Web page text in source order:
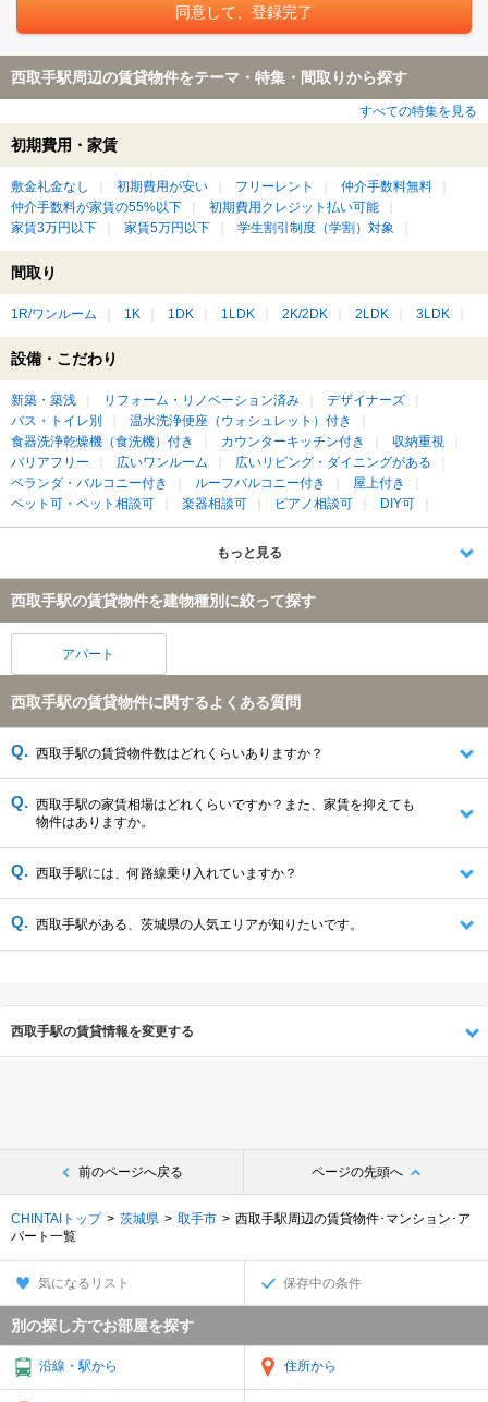
西取手駅周辺の賃貸物件をテーマ・特集・間取りから探す
すべての特集を見る
初期費用・家賃
敷金礼金なし 初期費用が安い フリーレント
仲介手数料無料
仲介手数料が家賃の55%以下
初期費用クレジット払い可能
家賃3万円以下
家賃5万円以下 学生割引制度（学割）対象
間取り
1R/ワンルーム 1K 1DK 1LDK 2K/2DK 2LDK 3LDK
設備・こだわり
新築・築浅 リフォーム・リノベーション済み
デザイナーズ
バス・トイレ別
温水洗浄便座（ウォシュレット）付き
食器洗浄乾燥機（食洗機）付き
カウンターキッチン付き
収納重視
バリアフリー
広いワンルーム
広いリビング・ダイニングがある
ベランダ・バルコニー付き
ルーフバルコニー付き
屋上付き
ペット可・ペット相談可
楽器相談可 ピアノ相談可 DIY可
もっと見る
西取手駅の賃貸物件を建物種別に絞って探す
アパート
西取手駅の賃貸物件に関するよくある質問
西取手駅の賃貸物件数はどれくらいありますか？
西取手駅の家賃相場はどれくらいですか？また、家賃を抑えても
物件はありますか。
西取手駅には、何路線乗り入れていますか？
西取手駅がある、茨城県の人気エリアが知りたいです。
西取手駅の賃貸情報を変更する
前のページへ戻る ページの先頭へ
CHINTAIトップ 茨城県 取手市
西取手駅周辺の賃貸物件･マンション･ア
パート一覧
気になるリスト 保存中の条件
別の探し方でお部屋を探す
沿線・駅から 住所から